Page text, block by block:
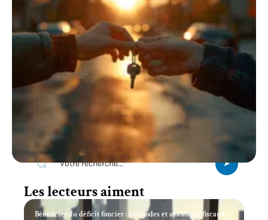
Recherche
Les lecteurs aiment
Bénéficier du déficit foncier : méthodes et avantages fiscaux